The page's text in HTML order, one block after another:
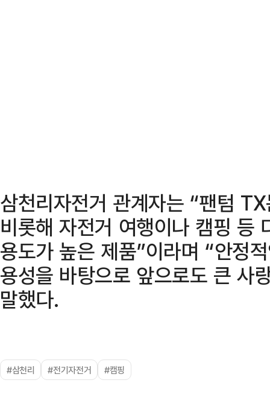
삼천리자전거 관계자는 “팬텀
비롯해 자전거 여행이나 캠핑 등
용도가 높은 제품”이라며 “안정
용성을 바탕으로 앞으로도 큰 사
말했다.
#삼천리 #전기자전거 #캠핑